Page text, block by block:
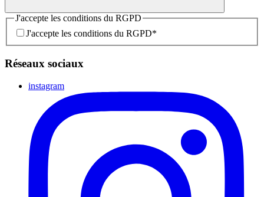
J'accepte les conditions du RGPD
J'accepte les conditions du RGPD*
Réseaux sociaux
instagram